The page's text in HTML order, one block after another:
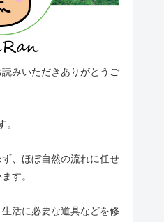
みいただきありがとうご
、ほぼ自然の流れに任せ
す。
活に必要な道具などを修